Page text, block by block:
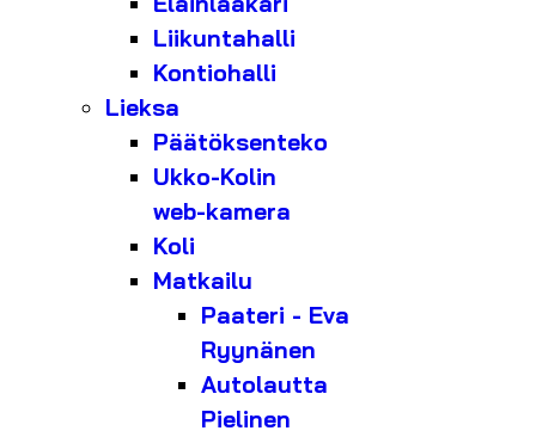
Liikuntahalli
Kontiohalli
Lieksa
Päätöksenteko
Ukko-Kolin
web-kamera
Koli
Matkailu
Paateri - Eva
Ryynänen
Autolautta
Pielinen